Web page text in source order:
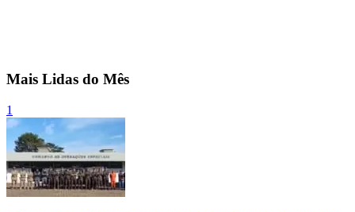
Mais Lidas do Mês
1